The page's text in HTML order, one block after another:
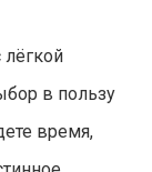
лёгкой
в пользу
время,